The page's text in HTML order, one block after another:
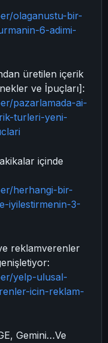
olaganustu-bir-
6-adimi-
üretilen içerik
ve İpuçları]:
pazarlamada-ai-
turleri-yeni-
içinde
herhangi-bir-
iyilestirmenin-3-
reklamverenler
yelp-ulusal-
icin-reklam-
Gemini…Ve